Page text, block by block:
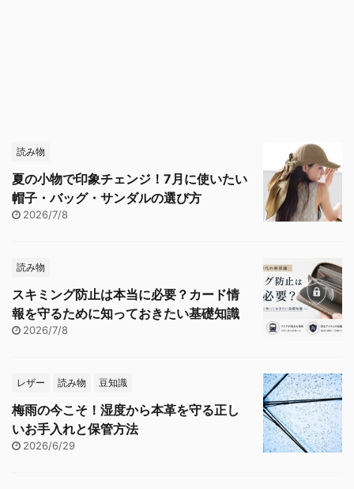
読み物
夏の小物で印象チェンジ！7月に使いたい
帽子・バッグ・サンダルの選び方
2026/7/8
読み物
スキミング防止は本当に必要？カード情
報を守るために知っておきたい基礎知識
2026/7/8
レザー 読み物 豆知識
梅雨の今こそ！湿度から本革を守る正し
いお手入れと保管方法
2026/6/29